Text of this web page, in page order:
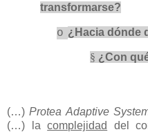
transformarse?
o ¿Hacia dónde
§ ¿Con
(…)Protea Adaptive
(…) lacomplejidad del